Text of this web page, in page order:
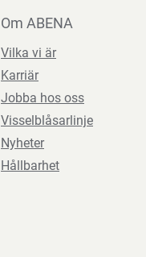
Om ABENA
Vilka vi är
Karriär
Jobba hos oss
Visselblåsarlinje
Nyheter
Hållbarhet